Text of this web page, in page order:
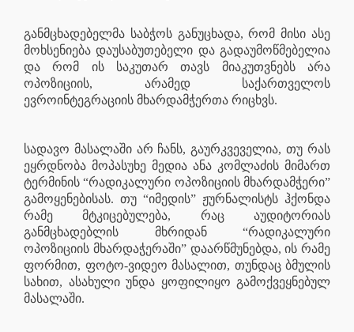
განმცხადებელმა საბჭოს განუცხადა, რომ მისი ასე
მოხსენიება დაუსაბუთებელი და გადაუმოწმებელია
და რომ ის საკუთარ თავს მიაკუთვნებს არა
ოპოზიციის, არამედ საქართველოს
ევროინტეგრაციის მხარდამჭერთა რიცხვს.
სადავო მასალაში არ ჩანს, გაურკვეველია, თუ რას
ეყრდნობა მოპასუხე მედია ანა კომლაძის მიმართ
ტერმინის “რადიკალური ოპოზიციის მხარდამჭერი”
გამოყენებისას. თუ “იმედის” ჟურნალისტს ჰქონდა
რამე მტკიცებულება, რაც აუდიტორიას
განმცხადებლის მხრიდან “რადიკალური
ოპოზიციის მხარდაჭერაში” დაარწმუნებდა, ის რამე
ფორმით, ფოტო-ვიდეო მასალით, თუნდაც ბმულის
სახით, ასახული უნდა ყოფილიყო გამოქვეყნებულ
მასალაში.